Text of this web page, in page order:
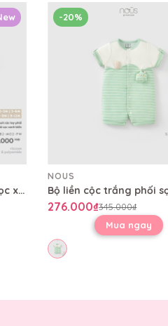
Bodysuit cộc tay phối vải sọc xanh biển
-20%
NOUS
276.000₫345.000₫
Mua ngay